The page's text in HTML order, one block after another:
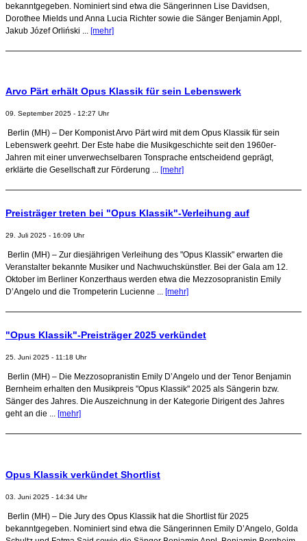
bekanntgegeben. Nominiert sind etwa die Sängerinnen Lise Davidsen,
Dorothee Mields und Anna Lucia Richter sowie die Sänger Benjamin Appl,
Jakub Józef Orliński ... [mehr]
Arvo Pärt erhält Opus Klassik für sein Lebenswerk
09. September 2025 - 12:27 Uhr
Berlin (MH) – Der Komponist Arvo Pärt wird mit dem Opus Klassik für sein
Lebenswerk geehrt. Der Este habe die Musikgeschichte seit den 1960er-
Jahren mit einer unverwechselbaren Tonsprache entscheidend geprägt,
erklärte die Gesellschaft zur Förderung ... [mehr]
Preisträger treten bei "Opus Klassik"-Verleihung auf
29. Juli 2025 - 16:09 Uhr
Berlin (MH) – Zur diesjährigen Verleihung des "Opus Klassik" erwarten die
Veranstalter bekannte Musiker und Nachwuchskünstler. Bei der Gala am 12.
Oktober im Berliner Konzerthaus werden etwa die Mezzosopranistin Emily
D’Angelo und die Trompeterin Lucienne ... [mehr]
"Opus Klassik"-Preisträger 2025 verkündet
25. Juni 2025 - 11:18 Uhr
Berlin (MH) – Die Mezzosopranistin Emily D’Angelo und der Tenor Benjamin
Bernheim erhalten den Musikpreis "Opus Klassik" 2025 als Sängerin bzw.
Sänger des Jahres. Die Auszeichnung in der Kategorie Dirigent des Jahres
geht an die ... [mehr]
Opus Klassik verkündet Shortlist
03. Juni 2025 - 14:34 Uhr
Berlin (MH) – Die Jury des Opus Klassik hat die Shortlist für 2025
bekanntgegeben. Nominiert sind etwa die Sängerinnen Emily D’Angelo, Golda